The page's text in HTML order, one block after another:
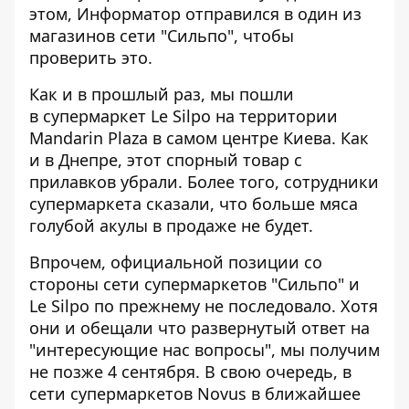
этом, Информатор отправился в один из
магазинов сети "Сильпо", чтобы
проверить это.
Как и в прошлый раз, мы пошли
в супермаркет Le Silpo на территории
Mandarin Plaza в самом центре Киева. Как
и в Днепре, этот спорный товар с
прилавков убрали. Более того, сотрудники
супермаркета сказали, что больше мяса
голубой акулы в продаже не будет.
Впрочем, официальной позиции со
стороны сети супермаркетов "Сильпо" и
Le Silpo по прежнему не последовало. Хотя
они и обещали что развернутый ответ на
"интересующие нас вопросы", мы получим
не позже 4 сентября. В свою очередь, в
сети супермаркетов Novus в ближайшее